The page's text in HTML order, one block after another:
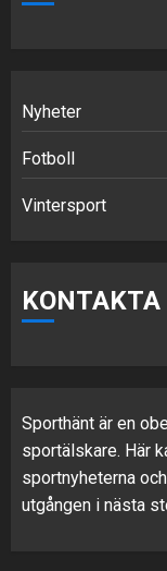
Nyheter
Fotboll
Vintersport
KONTAKTA
Sporthänt är en
sportälskare. Här
sportnyheterna
utgången i nästa